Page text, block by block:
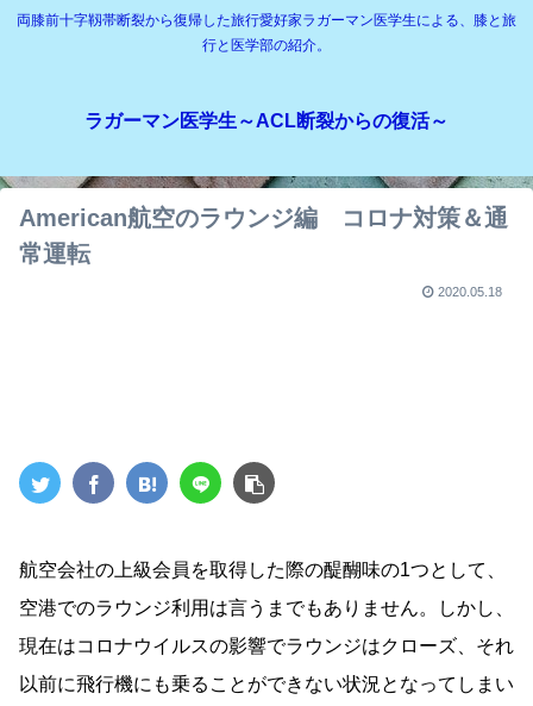
両膝前十字靱帯断裂から復帰した旅行愛好家ラガーマン医学生による、膝と旅
行と医学部の紹介。
ラガーマン医学生～ACL断裂からの復活～
American航空のラウンジ編 コロナ対策＆通
常運転
2020.05.18
航空会社の上級会員を取得した際の醍醐味の1つとして、
空港でのラウンジ利用は言うまでもありません。しかし、
現在はコロナウイルスの影響でラウンジはクローズ、それ
以前に飛行機にも乗ることができない状況となってしまい